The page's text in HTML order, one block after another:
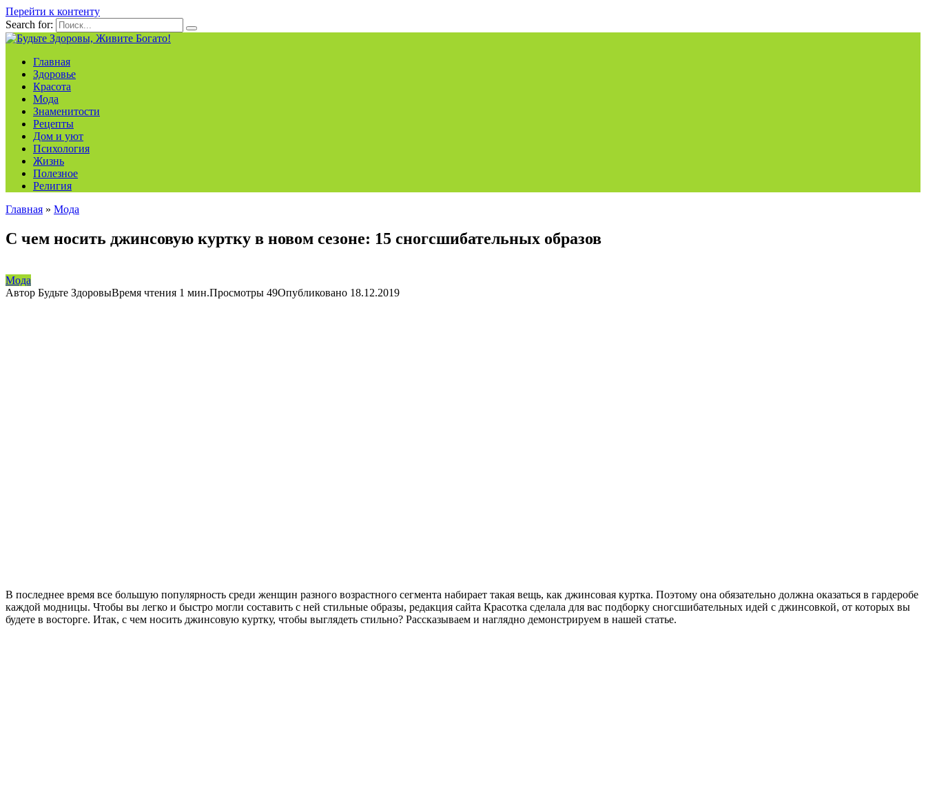
Перейти к контенту
Search for:
Главная
Здоровье
Красота
Мода
Знаменитости
Рецепты
Дом и уют
Психология
Жизнь
Полезное
Религия
Главная » Мода
С чем носить джинсовую куртку в новом сезоне: 15 сногсшибательных образов
Мода
Автор Будьте ЗдоровыВремя чтения 1 мин.Просмотры 49Опубликовано 18.12.2019
В последнее время все большую популярность среди женщин разного возрастного сегмента набирает такая вещь, как джинсовая куртка. Поэтому она обязательно должна оказаться в гардеробе
каждой модницы. Чтобы вы легко и быстро могли составить с ней стильные образы, редакция сайта Красотка сделала для вас подборку сногсшибательных идей с джинсовкой, от которых вы
будете в восторге. Итак, с чем носить джинсовую куртку, чтобы выглядеть стильно? Рассказываем и наглядно демонстрируем в нашей статье.